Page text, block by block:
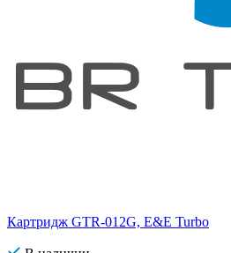
Картридж GTR-012G, E&E Turbo